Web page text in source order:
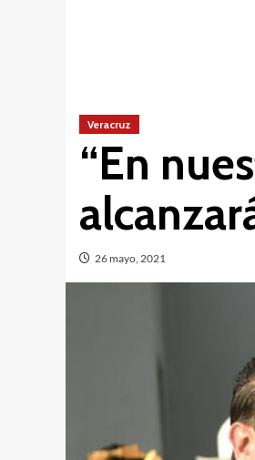
Veracruz
“En
26 mayo, 2021